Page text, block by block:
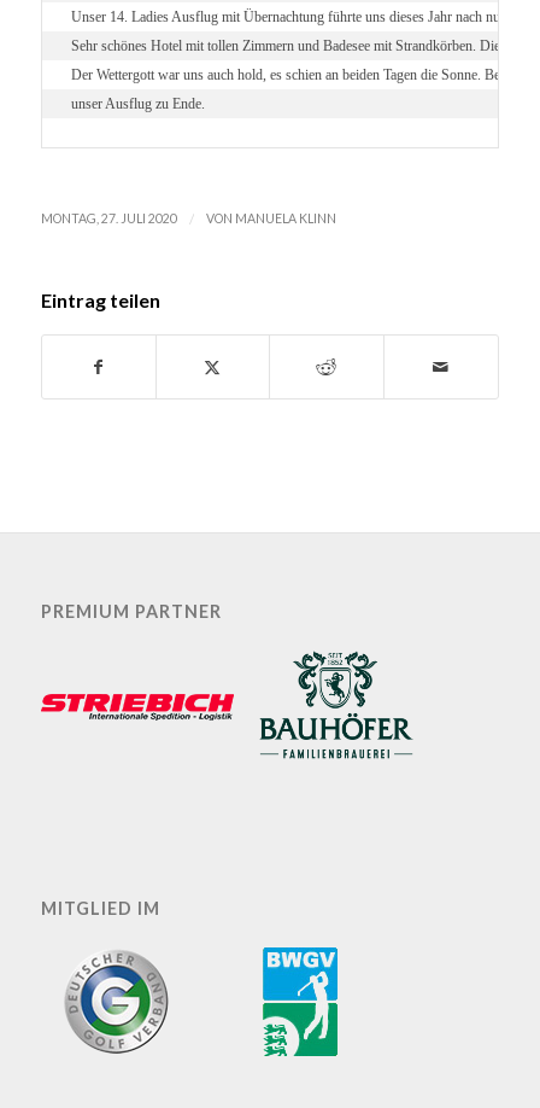
Unser 14. Ladies Ausflug mit Übernachtung führte uns dieses Jahr nach nur
Sehr schönes Hotel mit tollen Zimmern und Badesee mit Strandkörben. Die
Der Wettergott war uns auch hold, es schien an beiden Tagen die Sonne. Beim
unser Ausflug zu Ende.
MONTAG, 27. JULI 2020 / VON MANUELA KLINN
Eintrag teilen
PREMIUM PARTNER
MITGLIED IM